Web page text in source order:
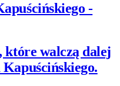
-
które walczą dalej